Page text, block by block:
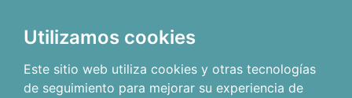
Utilizamos cookies
Este sitio web utiliza cookies y otras tecnologías
de seguimiento para mejorar su experiencia de